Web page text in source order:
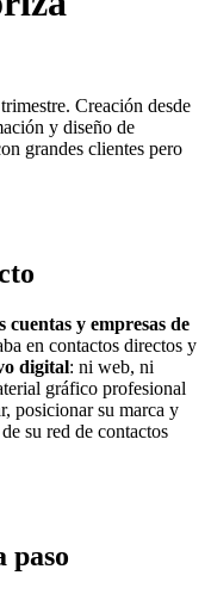
Creación desde
y diseño de
grandes clientes pero
cuentas y empresas de
en contactos directos y
digital: ni web, ni
gráfico profesional
posicionar su marca y
su red de contactos
paso